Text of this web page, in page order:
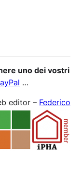
uno dei vostri
…
editor – Federico